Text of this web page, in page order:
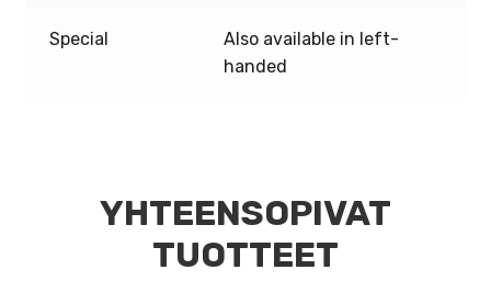
Special
Also available in left-
handed
YHTEENSOPIVAT
TUOTTEET